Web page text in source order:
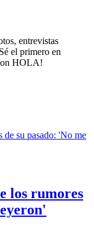
entrevistas
el primero en
HOLA!
los rumores